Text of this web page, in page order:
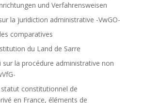
und Verfahrensweisen
la juridiction administrative -VwGO-
comparatives
du Land de Sarre
sur la procédure administrative non
statut constitutionnel de
en France, éléments de